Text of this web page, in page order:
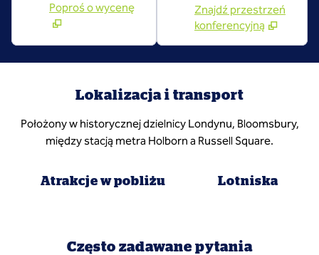
Poproś o wycenę
Znajdź przestrzeń
konferencyjną
Lokalizacja i transport
Położony w historycznej dzielnicy Londynu, Bloomsbury,
między stacją metra Holborn a Russell Square.
Atrakcje w pobliżu Lotniska
Często zadawane pytania